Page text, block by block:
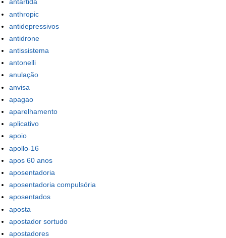
antartida
anthropic
antidepressivos
antidrone
antissistema
antonelli
anulação
anvisa
apagao
aparelhamento
aplicativo
apoio
apollo-16
apos 60 anos
aposentadoria
aposentadoria compulsória
aposentados
aposta
apostador sortudo
apostadores